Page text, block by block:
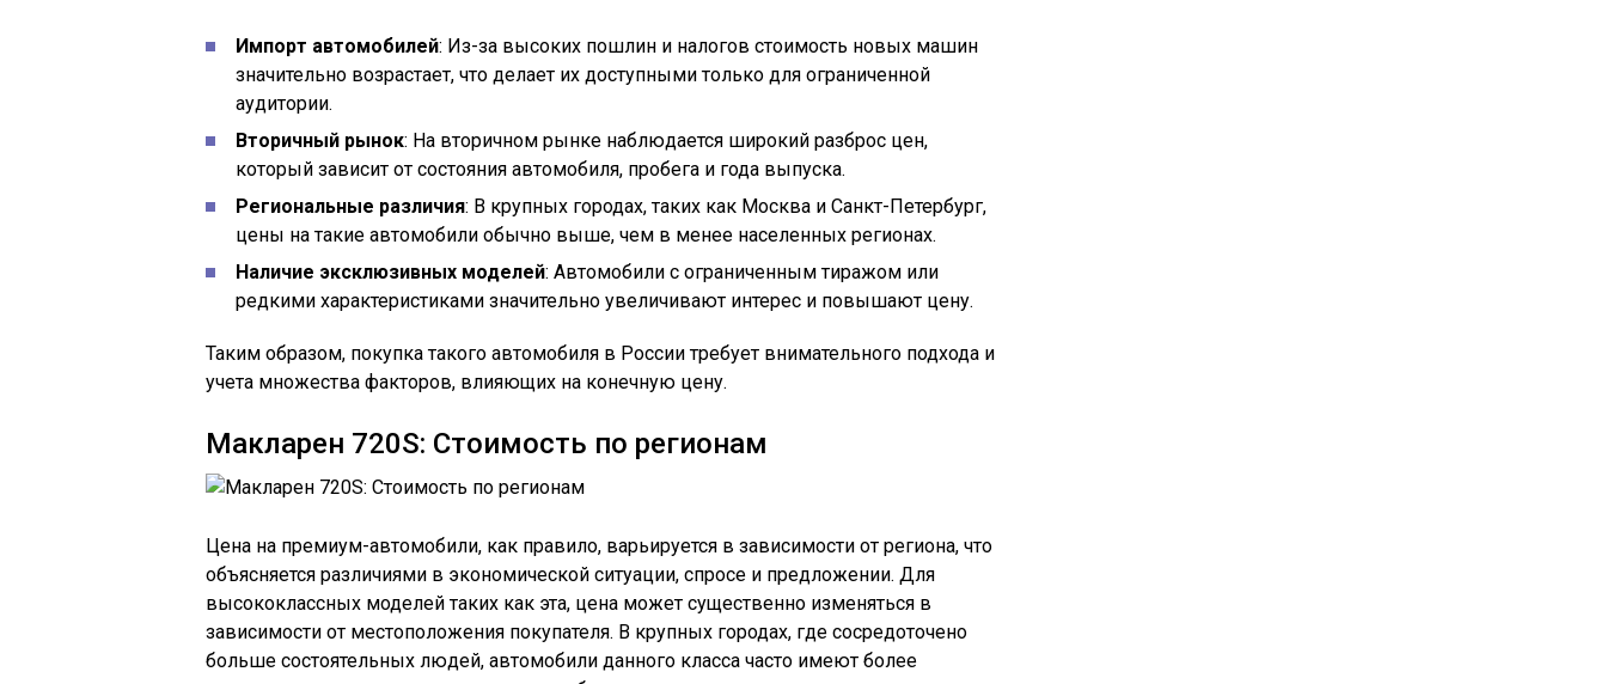
Импорт автомобилей: Из-за высоких пошлин и налогов стоимость новых машин
значительно возрастает, что делает их доступными только для ограниченной
аудитории.
Вторичный рынок: На вторичном рынке наблюдается широкий разброс цен,
который зависит от состояния автомобиля, пробега и года выпуска.
Региональные различия: В крупных городах, таких как Москва и Санкт-Петербург,
цены на такие автомобили обычно выше, чем в менее населенных регионах.
Наличие эксклюзивных моделей: Автомобили с ограниченным тиражом или
редкими характеристиками значительно увеличивают интерес и повышают цену.
Таким образом, покупка такого автомобиля в России требует внимательного подхода и
учета множества факторов, влияющих на конечную цену.
Макларен 720S: Стоимость по регионам
Цена на премиум-автомобили, как правило, варьируется в зависимости от региона, что
объясняется различиями в экономической ситуации, спросе и предложении. Для
высококлассных моделей таких как эта, цена может существенно изменяться в
зависимости от местоположения покупателя. В крупных городах, где сосредоточено
больше состоятельных людей, автомобили данного класса часто имеют более